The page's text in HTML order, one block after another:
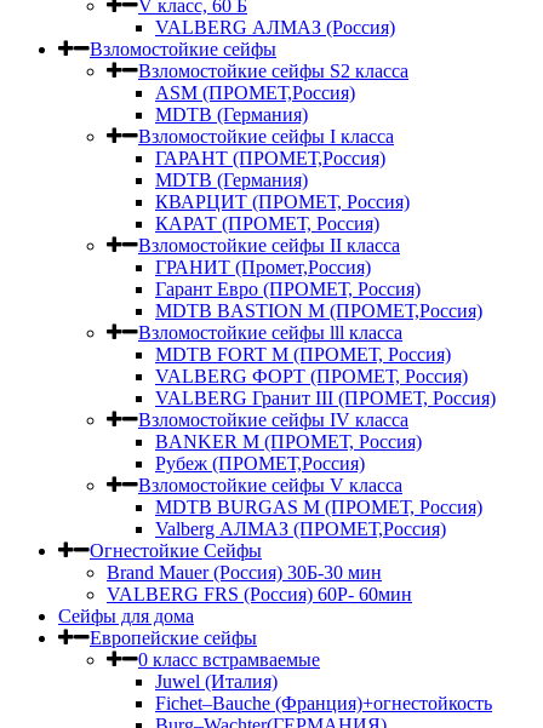
V класс, 60 Б
VALBERG АЛМАЗ (Россия)
Взломостойкие сейфы
Взломостойкие сейфы S2 класса
ASM (ПРОМЕТ,Россия)
MDTB (Германия)
Взломостойкие сейфы I класса
ГАРАНТ (ПРОМЕТ,Россия)
MDTB (Германия)
КВАРЦИТ (ПРОМЕТ, Россия)
КАРАТ (ПРОМЕТ, Россия)
Взломостойкие сейфы II класса
ГРАНИТ (Промет,Россия)
Гарант Евро (ПРОМЕТ, Россия)
MDTB BASTION M (ПРОМЕТ,Россия)
Взломостойкие сейфы lll класса
MDTB FORT M (ПРОМЕТ, Россия)
VALBERG ФОРТ (ПРОМЕТ, Россия)
VALBERG Гранит III (ПРОМЕТ, Россия)
Взломостойкие сейфы IV класса
BANKER M (ПРОМЕТ, Россия)
Рубеж (ПРОМЕТ,Россия)
Взломостойкие сейфы V класса
MDTB BURGAS M (ПРОМЕТ, Россия)
Valberg АЛМАЗ (ПРОМЕТ,Россия)
Огнестойкие Сейфы
Brand Mauer (Россия) 30Б-30 мин
VALBERG FRS (Россия) 60Р- 60мин
Сейфы для дома
Европейские сейфы
0 класс встрамваемые
Juwel (Италия)
Fichet–Bauche (Франция)+огнестойкость